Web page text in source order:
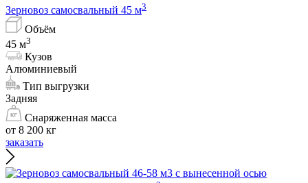
Зерновоз самосвальный 45 м3
Объём
45 м3
Кузов
Алюминиевый
Тип выгрузки
Задняя
Снаряженная масса
от 8 200 кг
заказать